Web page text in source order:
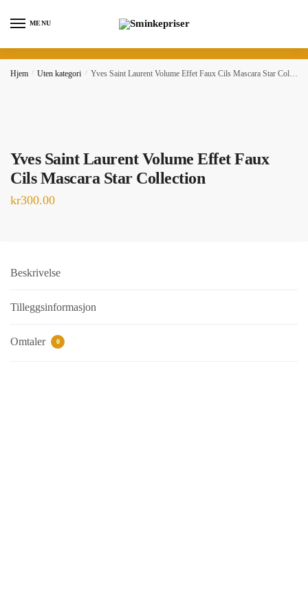
MENU
Hjem / Uten kategori / Yves Saint Laurent Volume Effet Faux Cils Mascara Star Collection
Yves Saint Laurent Volume Effet Faux
Cils Mascara Star Collection
kr300.00
Beskrivelse
Tilleggsinformasjon
Omtaler 0